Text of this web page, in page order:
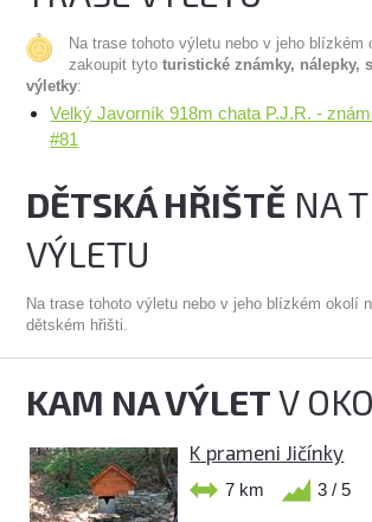
Na trase tohoto výletu nebo v jeho blízkém
zakoupit tytoturistické známky, nálepky,
výletky:
Velký Javorník 918m chata P.J.R. -
#81
DĚTSKÁ HŘIŠTĚ NA
VÝLETU
Na trase tohoto výletu nebo v jeho blízkém okolí
dětském hřišti.
KAM NA VÝLETV
K prameni Jičínky
7 km 3 / 5